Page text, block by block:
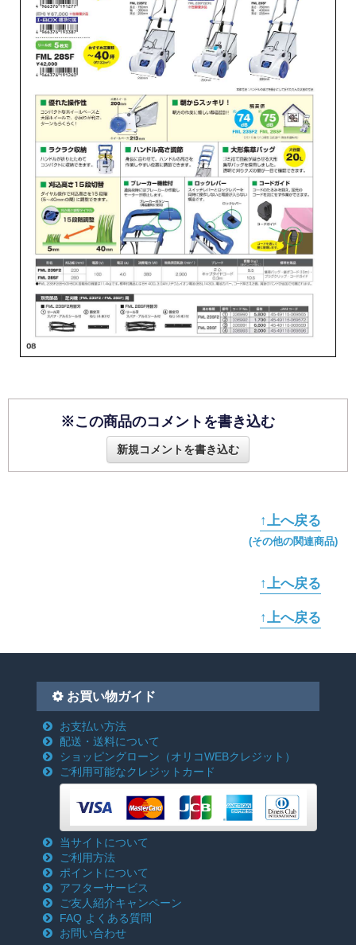
※この商品のコメントを書き込む
新規コメントを書き込む
↑上へ戻る
(その他の関連商品)
↑上へ戻る
↑上へ戻る
お買い物ガイド
お支払い方法
配送・送料について
ショッピングローン （オリコWEBクレジット）
ご利用可能なクレジットカード
当サイトについて
ご利用方法
ポイントについて
アフターサービス
ご友人紹介キャンペーン
FAQ よくある質問
お問い合わせ